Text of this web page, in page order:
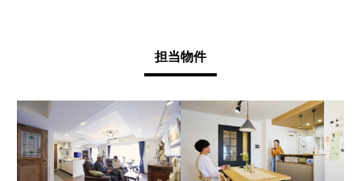
担当物件